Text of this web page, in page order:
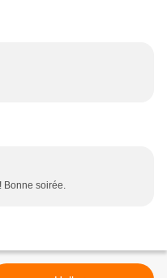
Bonne soirée.